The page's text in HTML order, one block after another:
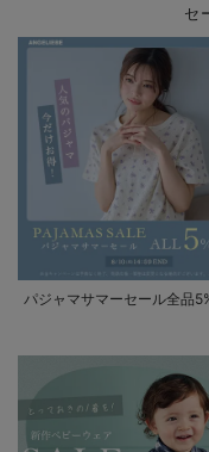
セ
パジャマサマーセール全品